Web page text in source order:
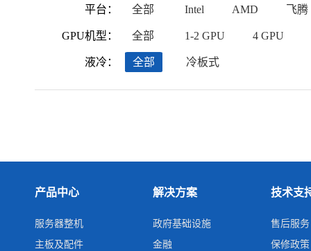
平台：
GPU机型：
液冷：
全部 Intel AMD 飞腾
全部 1-2 GPU 4 GPU
全部 冷板式
产品中心
服务器整机
主板及配件
解决方案
政府基础设施
金融
技术支
售后服务
保修政策